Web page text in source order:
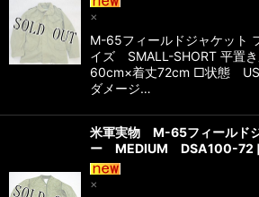
×
M-65フィールドジャケット
イズ SMALL-SHORT 平置
60cm×着丈72cm □状態
ダメージ…
米軍実物 M-65フィールド
ー MEDIUM DSA100-72
×